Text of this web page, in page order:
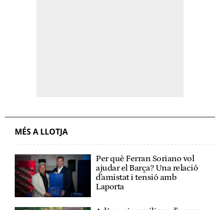
MÉS A LLOTJA
Per què Ferran Soriano vol
ajudar el Barça? Una relació
d'amistat i tensió amb
Laporta